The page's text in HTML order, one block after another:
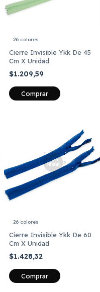
26 colores
Cierre Invisible Ykk De 45
Cm X Unidad
$1.209,59
Comprar
26 colores
Cierre Invisible Ykk De 60
Cm X Unidad
$1.428,32
Comprar